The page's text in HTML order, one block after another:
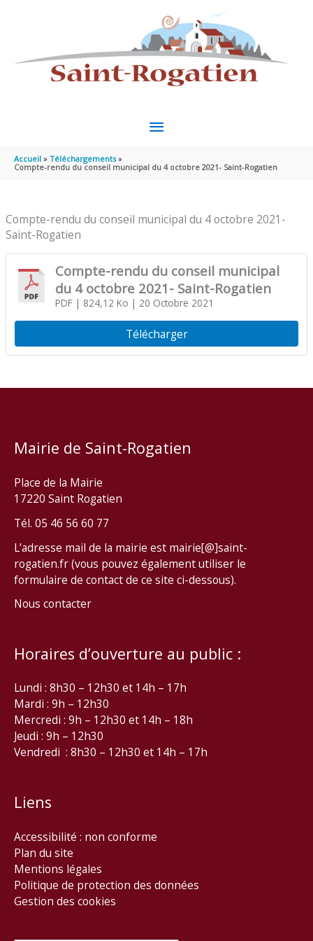
MENU
PRINCIPAL
Accueil
Téléchargements
Compte-rendu du conseil municipal du 4 octobre 2021- Saint-Rogatien
Compte-rendu du conseil municipal du 4 octobre 2021-
Saint-Rogatien
Compte-rendu du conseil municipal
du 4 octobre 2021- Saint-Rogatien
PDF| 824,12 Ko | 20 Octobre 2021
Télécharger
Mairie de Saint-Rogatien
Place de la Mairie
17220 Saint Rogatien
Tél. 05 46 56 60 77
L’adresse mail de la mairie est mairie[@]saint-
rogatien.fr (vous pouvez également utiliser le
formulaire de contact de ce site ci-dessous).
Nous contacter
Horaires d’ouverture au public :
Lundi : 8h30 – 12h30 et 14h – 17h
Mardi : 9h – 12h30
Mercredi : 9h – 12h30 et 14h – 18h
Jeudi : 9h – 12h30
Vendredi : 8h30 – 12h30 et 14h – 17h
Liens
Accessibilité : non conforme
Plan du site
Mentions légales
Politique de protection des données
Gestion des cookies